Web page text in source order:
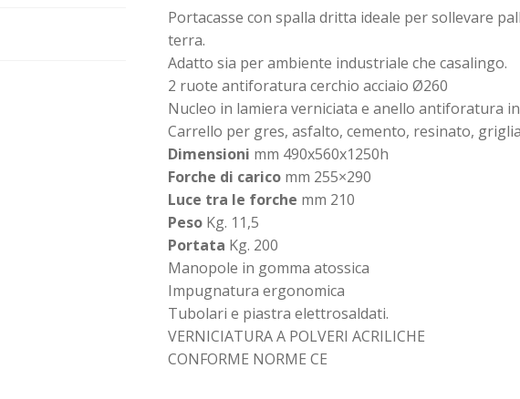
Portacasse con spalla dritta ideale per sollevare
terra.
Adatto sia per ambiente industriale che casalingo.
2 ruote antiforatura cerchio acciaio Ø260
Nucleo in lamiera verniciata e anello antiforatura
Carrello per gres, asfalto, cemento, resinato,
Dimensioni mm 490x560x1250h
Forche di carico mm 255×290
Luce tra le forche mm 210
Peso Kg. 11,5
Portata Kg. 200
Manopole in gomma atossica
Impugnatura ergonomica
Tubolari e piastra elettrosaldati.
VERNICIATURA A POLVERI ACRILICHE
CONFORME NORME CE